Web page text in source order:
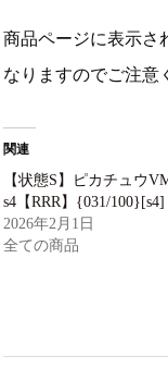
商品ページに表示さ
なりますのでご注意
関連
【状態S】ピカチュウ
s4【RRR】{031/100}[s4]
2026年2月1日
全ての商品